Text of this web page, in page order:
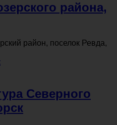
района,
район, поселок Ревда,
Северного